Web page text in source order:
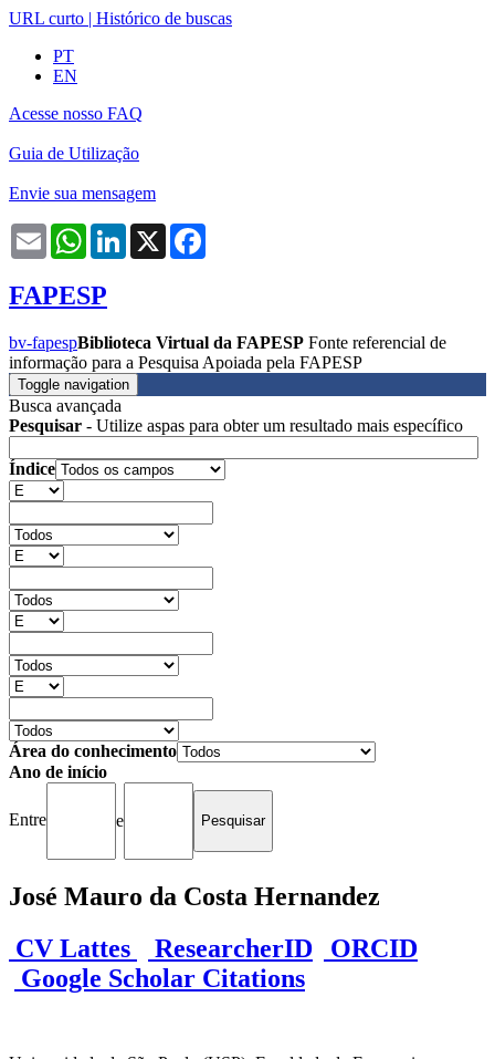
URL curto | Histórico de buscas
PT
EN
Acesse nosso FAQ
Guia de Utilização
Envie sua mensagem
Email WhatsAppLinkedIn
X
FAPESP
bv-fapespBiblioteca Virtual da FAPESP Fonte referencial de
informação para a Pesquisa Apoiada pela FAPESP
Toggle navigation
Busca avançada
Pesquisar - Utilize aspas para obter um resultado mais específico
Índice
Área do conhecimento
Ano de início
Entre e
José Mauro da Costa Hernandez
CV Lattes
ResearcherID
ORCID
Google Scholar Citations